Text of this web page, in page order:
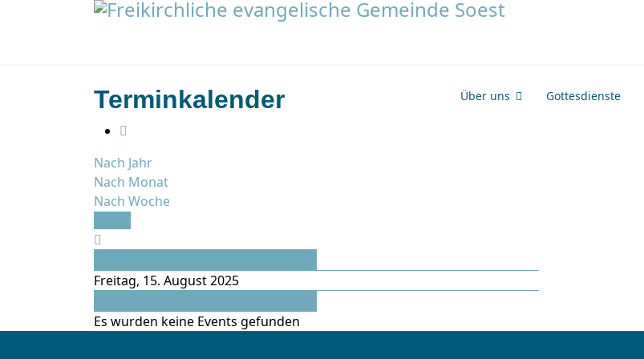
Über uns Gottesdienste
Terminkalender
Nach Jahr
Nach Monat
Nach Woche
Freitag, 15. August 2025
Es wurden keine Events gefunden